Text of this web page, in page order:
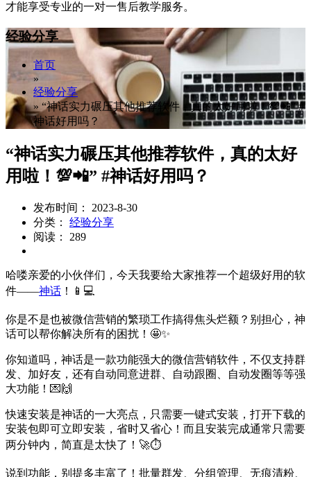
才能享受专业的一对一售后教学服务。
经验分享
首页
»
经验分享
» “神话实力碾压其他推荐软件，真的太好用啦！💯📲” #
神话好用吗？
“神话实力碾压其他推荐软件，真的太好
用啦！💯📲” #神话好用吗？
发布时间： 2023-8-30
分类： 经验分享
阅读： 289
哈喽亲爱的小伙伴们，今天我要给大家推荐一个超级好用的软
件——神话 ！📱💻
你是不是也被微信营销的繁琐工作搞得焦头烂额？别担心，神
话可以帮你解决所有的困扰！🤩✨
你知道吗，神话是一款功能强大的微信营销软件，不仅支持群
发、加好友，还有自动同意进群、自动跟圈、自动发圈等等强
大功能！💌🙌
快速安装是神话的一大亮点，只需要一键式安装，打开下载的
安装包即可立即安装，省时又省心！而且安装完成通常只需要
两分钟内，简直是太快了！🚀⏱️
说到功能，别提多丰富了！批量群发、分组管理、无痕清粉、